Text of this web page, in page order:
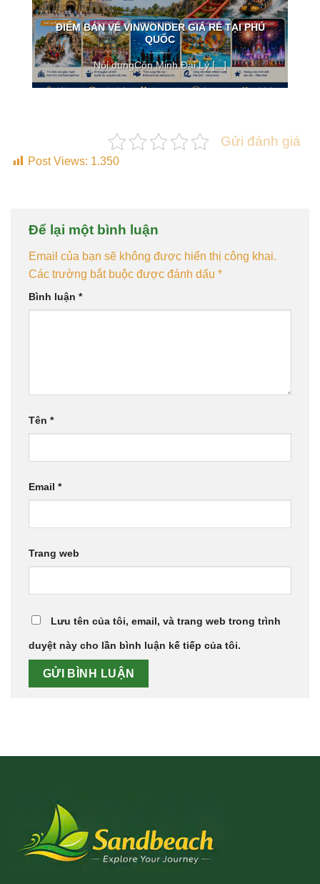
ĐIỂM BÁN VÉ VINWONDER GIÁ RẺ TẠI PHÚ
QUỐC
Nội dungCôn Minh Đại Lý [...]
Gửi đánh giá
Post Views: 1.350
Để lại một bình luận
Email của bạn sẽ không được hiển thị công khai.
Các trường bắt buộc được đánh dấu *
Bình luận *
Tên *
Email *
Trang web
Lưu tên của tôi, email, và trang web trong trình
duyệt này cho lần bình luận kế tiếp của tôi.